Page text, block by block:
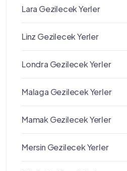
Lara Gezilecek Yerler
Linz Gezilecek Yerler
Londra Gezilecek Yerler
Malaga Gezilecek Yerler
Mamak Gezilecek Yerler
Mersin Gezilecek Yerler